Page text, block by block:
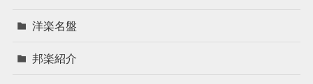
洋楽名盤
邦楽紹介